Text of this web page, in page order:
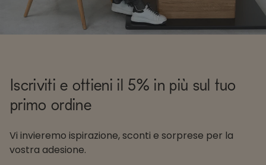
Iscriviti e ottieni il 5% in più sul tuo
primo ordine
Vi invieremo ispirazione, sconti e sorprese per la
vostra adesione.